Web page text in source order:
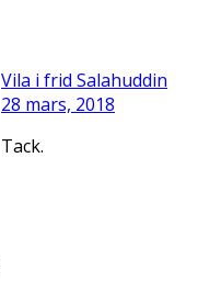
Vila i frid Salahuddin
28 mars, 2018
Tack.